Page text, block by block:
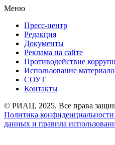
Меню
Пресс-центр
Редакция
Документы
Реклама на сайте
Противодействие
Использование
СОУТ
Контакты
© РИАЦ, 2025. Все права
Политика
данных и правила